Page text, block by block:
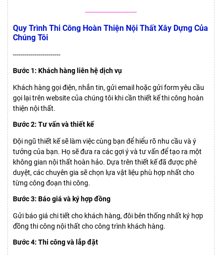
--------------------------
Quy Trình Thi Công Hoàn Thiện Nội Thất Xây Dựng Của
Chúng Tôi
------------------------
Bước 1: Khách hàng liên hệ dịch vụ
Khách hàng gọi điện, nhắn tin, gửi email hoặc gửi form yêu cầu
gọi lại trên website của chúng tôi khi cần thiết kế thi công hoàn
thiện nội thất.
Bước 2: Tư vấn và thiết kế
Đội ngũ thiết kế sẽ làm việc cùng bạn để hiểu rõ nhu cầu và ý
tưởng của bạn. Họ sẽ đưa ra các gợi ý và tư vấn để tạo ra một
không gian nội thất hoàn hảo. Dựa trên thiết kế đã được phê
duyệt, các chuyên gia sẽ chọn lựa vật liệu phù hợp nhất cho
từng công đoạn thi công.
Bước 3: Báo giá và ký hợp đồng
Gửi báo giá chi tiết cho khách hàng, đôi bên thống nhất ký hợp
đồng thi công nội thất cho công trình khách hàng.
Bước 4: Thi công và lắp đặt